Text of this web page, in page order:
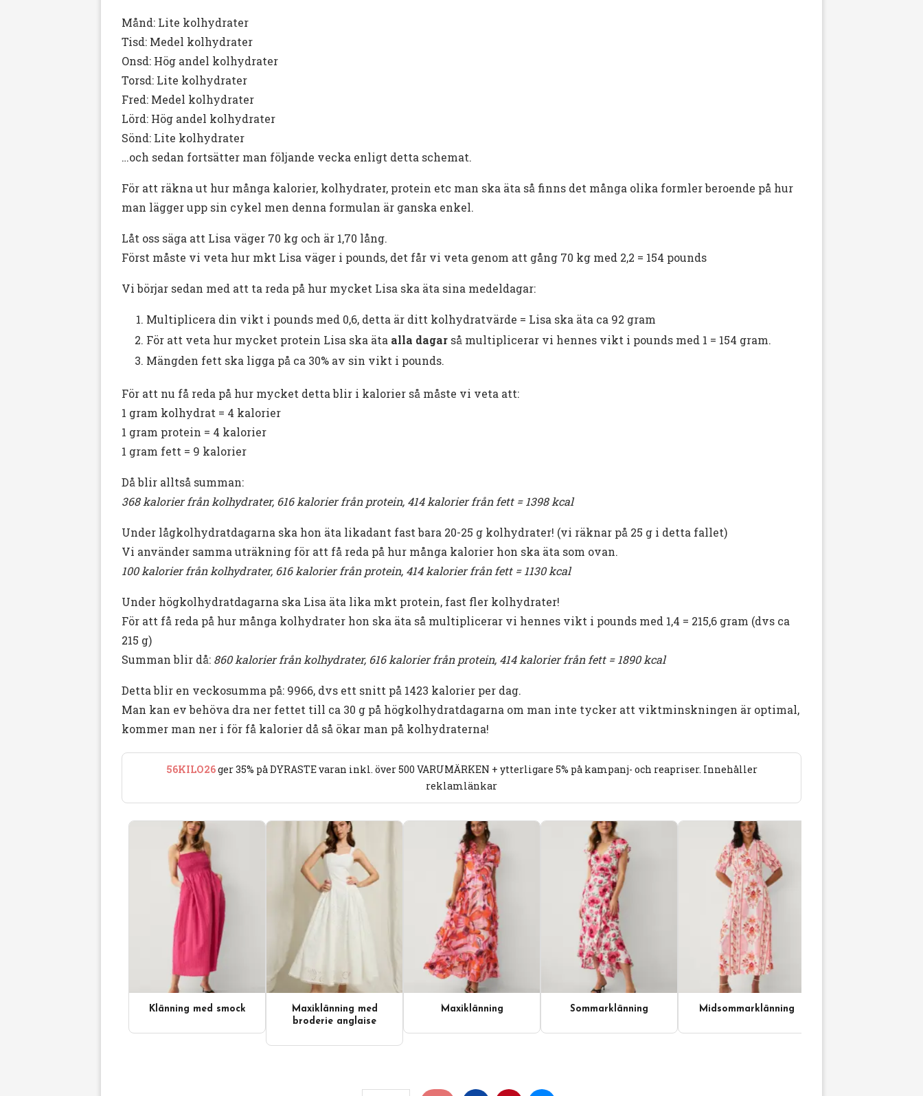
Månd: Lite kolhydrater
Tisd: Medel kolhydrater
Onsd: Hög andel kolhydrater
Torsd: Lite kolhydrater
Fred: Medel kolhydrater
Lörd: Hög andel kolhydrater
Sönd: Lite kolhydrater
…och sedan fortsätter man följande vecka enligt detta schemat.
För att räkna ut hur många kalorier, kolhydrater, protein etc man ska äta så finns det många olika formler beroende på hur
man lägger upp sin cykel men denna formulan är ganska enkel.
Låt oss säga att Lisa väger 70 kg och är 1,70 lång.
Först måste vi veta hur mkt Lisa väger i pounds, det får vi veta genom att gång 70 kg med 2,2 = 154 pounds
Vi börjar sedan med att ta reda på hur mycket Lisa ska äta sina medeldagar:
Multiplicera din vikt i pounds med 0,6, detta är ditt kolhydratvärde = Lisa ska äta ca 92 gram
För att veta hur mycket protein Lisa ska äta alla dagar så multiplicerar vi hennes vikt i pounds med 1 = 154 gram.
Mängden fett ska ligga på ca 30% av sin vikt i pounds.
För att nu få reda på hur mycket detta blir i kalorier så måste vi veta att:
1 gram kolhydrat = 4 kalorier
1 gram protein = 4 kalorier
1 gram fett = 9 kalorier
Då blir alltså summan:
368 kalorier från kolhydrater, 616 kalorier från protein, 414 kalorier från fett = 1398 kcal
Under lågkolhydratdagarna ska hon äta likadant fast bara 20-25 g kolhydrater! (vi räknar på 25 g i detta fallet)
Vi använder samma uträkning för att få reda på hur många kalorier hon ska äta som ovan.
100 kalorier från kolhydrater, 616 kalorier från protein, 414 kalorier från fett = 1130 kcal
Under högkolhydratdagarna ska Lisa äta lika mkt protein, fast fler kolhydrater!
För att få reda på hur många kolhydrater hon ska äta så multiplicerar vi hennes vikt i pounds med 1,4 = 215,6 gram (dvs ca
215 g)
Summan blir då: 860 kalorier från kolhydrater, 616 kalorier från protein, 414 kalorier från fett = 1890 kcal
Detta blir en veckosumma på: 9966, dvs ett snitt på 1423 kalorier per dag.
Man kan ev behöva dra ner fettet till ca 30 g på högkolhydratdagarna om man inte tycker att viktminskningen är optimal,
kommer man ner i för få kalorier då så ökar man på kolhydraterna!
56KILO26ger 35% på DYRASTE varan inkl. över 500 VARUMÄRKEN + ytterligare 5% på kampanj- och reapriser. Innehåller
reklamlänkar
Videoinnehåll
Klänning med smock
Maxiklänning med
broderie anglaise
Maxiklänning Sommarklänning Midsommarklänning